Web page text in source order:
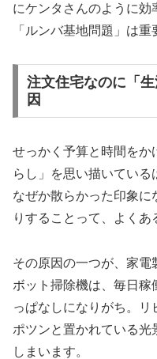
にケンタさんのように
「ルンバ基地問題」は重
注文住宅なのに「
因
せっかく予算と時間をか
らし」を思い描いている
なぜか散らかった印象に
りすることって、よくあ
その原因の一つが、家電
ボット掃除機は、毎日稼
っぱなしになりがち。
ポツンと置かれている光
しまいます。